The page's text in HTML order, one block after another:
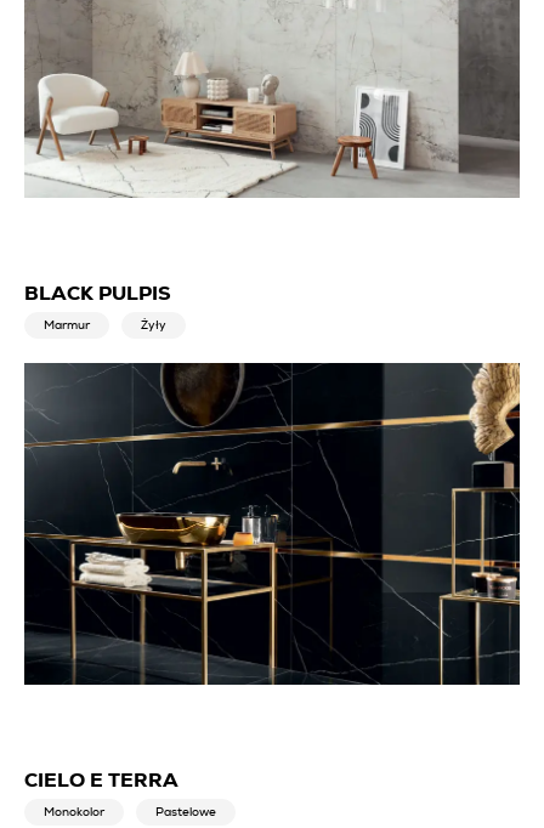
BLACK PULPIS
Marmur Żyły
CIELO E TERRA
Monokolor Pastelowe